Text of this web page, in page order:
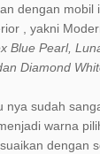
dengan mobil
, yakni
Blue Pearl,
Diamond
nya sudah
warna
dengan